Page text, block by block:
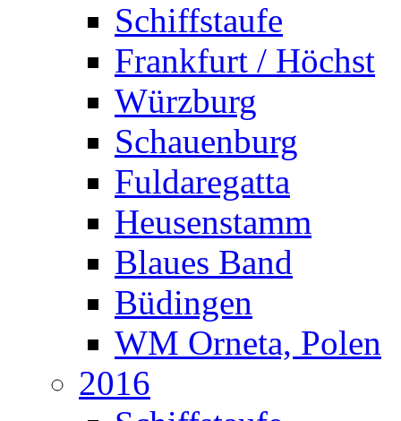
Schiffstaufe
Frankfurt / Höchst
Würzburg
Schauenburg
Fuldaregatta
Heusenstamm
Blaues Band
Büdingen
WM Orneta, Polen
2016